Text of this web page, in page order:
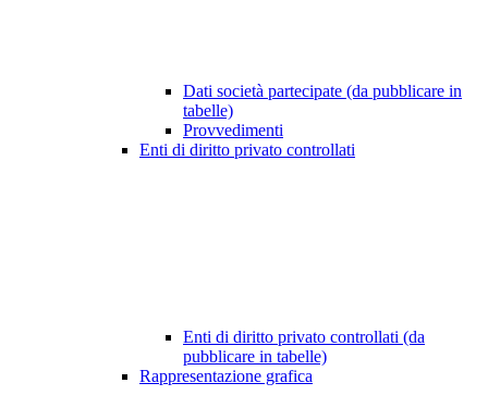
Dati società partecipate (da pubblicare in
tabelle)
Provvedimenti
Enti di diritto privato controllati
Enti di diritto privato controllati (da
pubblicare in tabelle)
Rappresentazione grafica